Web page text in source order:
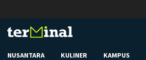
NUSANTARA KULINER KAMPUS